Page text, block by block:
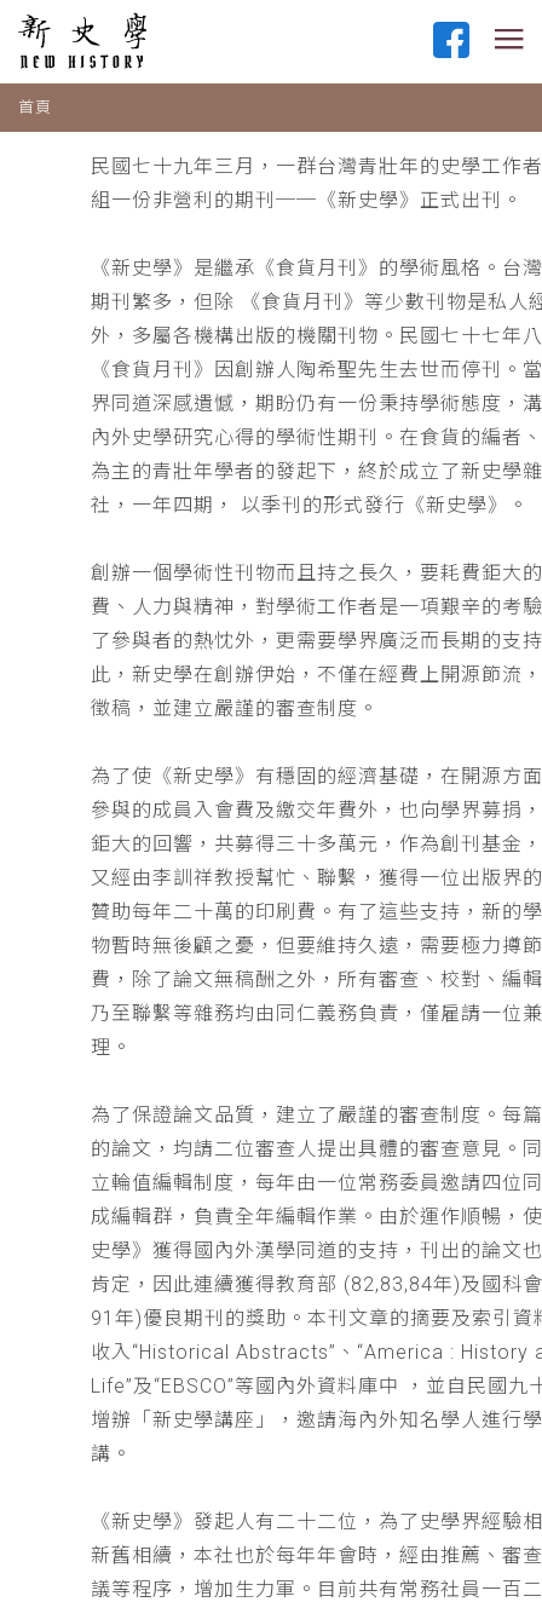
首頁
民國七十九年三月，一群台灣青壯年的史學工作
組一份非營利的期刊──《新史學》正式出刊。
《新史學》是繼承《食貨月刊》的學術風格。台
期刊繁多，但除 《食貨月刊》等少數刊物是私人
外，多屬各機構出版的機關刊物。民國七十七年
《食貨月刊》因創辦人陶希聖先生去世而停刊。
界同道深感遺憾，期盼仍有一份秉持學術態度，
內外史學研究心得的學術性期刊。在食貨的編者
為主的青壯年學者的發起下，終於成立了新史學
社，一年四期， 以季刊的形式發行《新史學》。
創辦一個學術性刊物而且持之長久，要耗費鉅大
費、人力與精神，對學術工作者是一項艱辛的考
了參與者的熱忱外，更需要學界廣泛而長期的支
此，新史學在創辦伊始，不僅在經費上開源節流
徵稿，並建立嚴謹的審查制度。
為了使《新史學》有穩固的經濟基礎，在開源方
參與的成員入會費及繳交年費外，也向學界募捐
鉅大的回響，共募得三十多萬元，作為創刊基金
又經由李訓祥教授幫忙、聯繫，獲得一位出版界
贊助每年二十萬的印刷費。有了這些支持，新的
物暫時無後顧之憂，但要維持久遠，需要極力撙
費，除了論文無稿酬之外，所有審查、校對、編
乃至聯繫等雜務均由同仁義務負責，僅雇請一位
理。
為了保證論文品質，建立了嚴謹的審查制度。每
的論文，均請二位審查人提出具體的審查意見。
立輪值編輯制度，每年由一位常務委員邀請四位
成編輯群，負責全年編輯作業。由於運作順暢，
史學》獲得國內外漢學同道的支持，刊出的論文
肯定，因此連續獲得教育部 (82,83,84年)及國科
91年)優良期刊的獎助。本刊文章的摘要及索引資
收入“Historical Abstracts”、“America : History
Life”及“EBSCO”等國內外資料庫中 ，並自民國九
增辦「新史學講座」，邀請海內外知名學人進行
講。
《新史學》發起人有二十二位，為了史學界經驗
新舊相續，本社也於每年年會時，經由推薦、審
議等程序，增加生力軍。目前共有常務社員一百